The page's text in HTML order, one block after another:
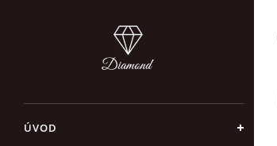
ÚVOD